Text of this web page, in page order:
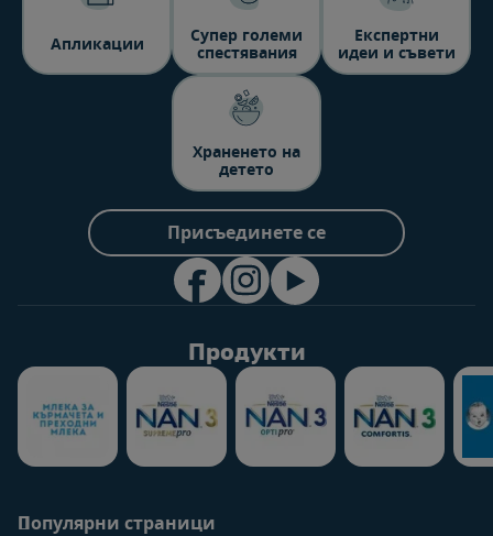
Aпликации
Супер големи
спестявания
Експертни
идеи и съвети
Храненето на
детето
Присъединете се
Продукти
Популярни страници